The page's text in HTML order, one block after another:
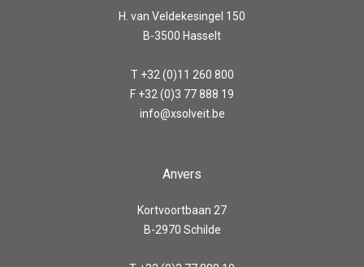
H. van Veldekesingel 150
B-3500 Hasselt
T +32 (0)11 260 800
F +32 (0)3 77 888 19
info@xsolveit.be
Anvers
Kortvoortbaan 27
B-2970 Schilde